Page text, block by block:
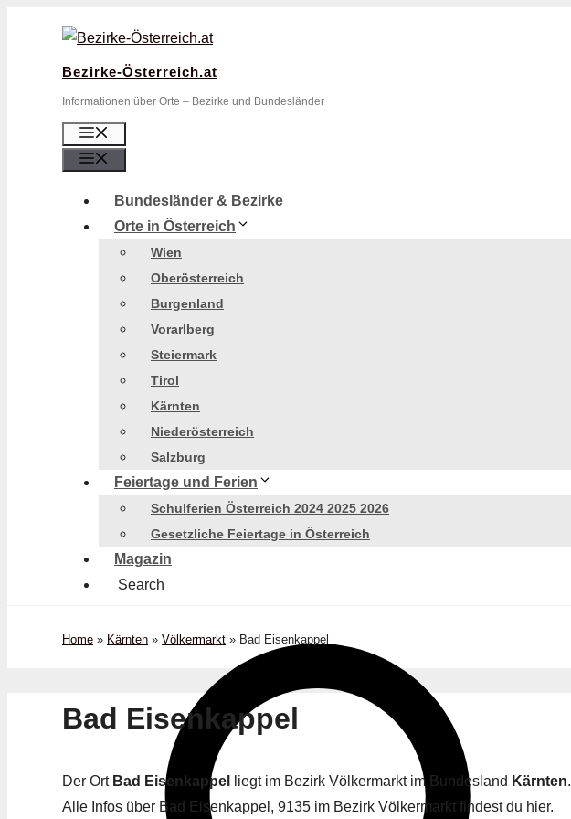
Bezirke-Österreich.at
Informationen über Orte – Bezirke und Bundesländer
Bundesländer & Bezirke
Orte in Österreich
Wien
Oberösterreich
Burgenland
Vorarlberg
Steiermark
Tirol
Kärnten
Niederösterreich
Salzburg
Feiertage und Ferien
Schulferien Österreich 2024 2025 2026
Gesetzliche Feiertage in Österreich
Magazin
Search
Home » Kärnten » Völkermarkt » Bad Eisenkappel
Bad Eisenkappel
Der Ort Bad Eisenkappel liegt im Bezirk Völkermarkt im Bundesland Kärnten.
Alle Infos über Bad Eisenkappel, 9135 im Bezirk Völkermarkt findest du hier.